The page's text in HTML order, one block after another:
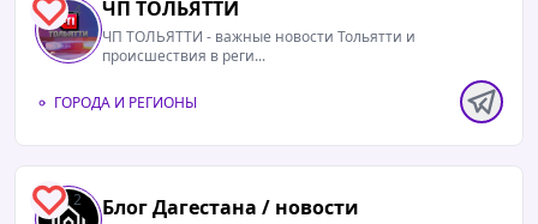
4 ЧП ТОЛЬЯТТИ
ЧП ТОЛЬЯТТИ - важные новости Тольятти и
происшествия в реги...
ГОРОДА И РЕГИОНЫ
2 Блог Дагестана / новости